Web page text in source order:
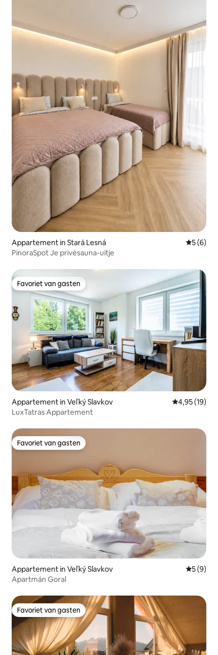
Appartement in Stará Lesná
5 (6)
PinoraSpot Je privésauna-uitje
Favoriet van gasten
Favoriet van gasten
Appartement in Veľký Slavkov Gemiddelde
4,95 (19)
LuxTatras Appartement
Favoriet van gasten
Favoriet van gasten
Appartement in Veľký Slavkov
5 (9)
Apartmán Goral
Favoriet van gasten
Favoriet van gasten